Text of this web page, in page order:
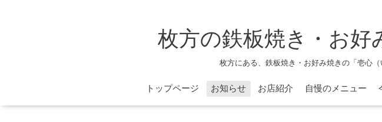
枚方の鉄板焼き・お好
枚方にある、鉄板焼き・お好み焼きの「壱心
トップページ お知らせ お店紹介 自慢のメニュー